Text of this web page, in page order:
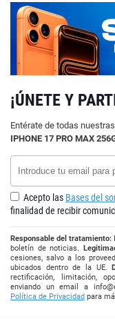
¡ÚNETE Y
Entérate de todas
IPHONE 17 PRO MAX
Acepto las Bases del
finalidad de recibir
Responsable del tratamiento:
boletín de noticias.
cesiones, salvo a los
ubicados dentro de la UE.
rectificación, limitación,
enviando un email a
Política de Privacidad para